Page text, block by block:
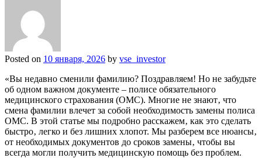
Posted on 10 января, 2026 by vse_investor
«Вы недавно сменили фамилию? Поздравляем! Но не забудьте
об одном важном документе – полисе обязательного
медицинского страхования (ОМС). Многие не знают‚ что
смена фамилии влечет за собой необходимость замены полиса
ОМС. В этой статье мы подробно расскажем‚ как это сделать
быстро‚ легко и без лишних хлопот. Мы разберем все нюансы‚
от необходимых документов до сроков замены‚ чтобы вы
всегда могли получить медицинскую помощь без проблем.